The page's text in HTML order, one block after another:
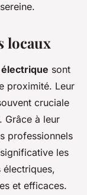
locaux
sont
proximité. Leur
cruciale
Grâce à leur
professionnels
les
et efficaces.